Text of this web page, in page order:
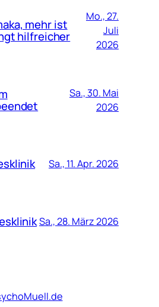
mehr ist
hilfreicher
Mo., 27.
Juli
2026
Sa., 30. Mai
2026
Sa., 11. Apr. 2026
Sa., 28. März 2026